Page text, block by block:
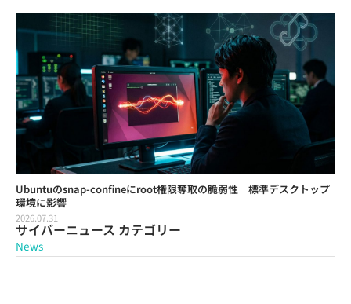
Ubuntuのsnap-confineにroot権限奪取の脆弱性 標準デスクトップ
環境に影響
2026.07.31
サイバーニュース カテゴリー
News